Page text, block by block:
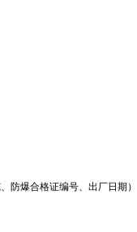
防爆合格证编号、出厂日期）